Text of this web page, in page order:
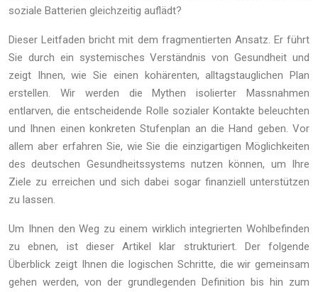
soziale Batterien gleichzeitig auflädt?
Dieser Leitfaden bricht mit dem fragmentierten Ansatz. Er führt
Sie durch ein systemisches Verständnis von Gesundheit und
zeigt Ihnen, wie Sie einen kohärenten, alltagstauglichen Plan
erstellen. Wir werden die Mythen isolierter Massnahmen
entlarven, die entscheidende Rolle sozialer Kontakte beleuchten
und Ihnen einen konkreten Stufenplan an die Hand geben. Vor
allem aber erfahren Sie, wie Sie die einzigartigen Möglichkeiten
des deutschen Gesundheitssystems nutzen können, um Ihre
Ziele zu erreichen und sich dabei sogar finanziell unterstützen
zu lassen.
Um Ihnen den Weg zu einem wirklich integrierten Wohlbefinden
zu ebnen, ist dieser Artikel klar strukturiert. Der folgende
Überblick zeigt Ihnen die logischen Schritte, die wir gemeinsam
gehen werden, von der grundlegenden Definition bis hin zum